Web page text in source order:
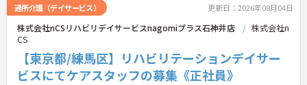
通所介護（デイサービス） 更新日：2026年08月04日
株式会社nCSリハビリデイサービスnagomiプラス石神井店
株式会社n
CS
【東京都/練馬区】リハビリテーションデイサー
ビスにてケアスタッフの募集《正社員》